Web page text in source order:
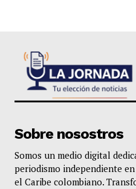
Sobre nosostros
Somos un medio digital
periodismo independiente
el Caribe colombiano.